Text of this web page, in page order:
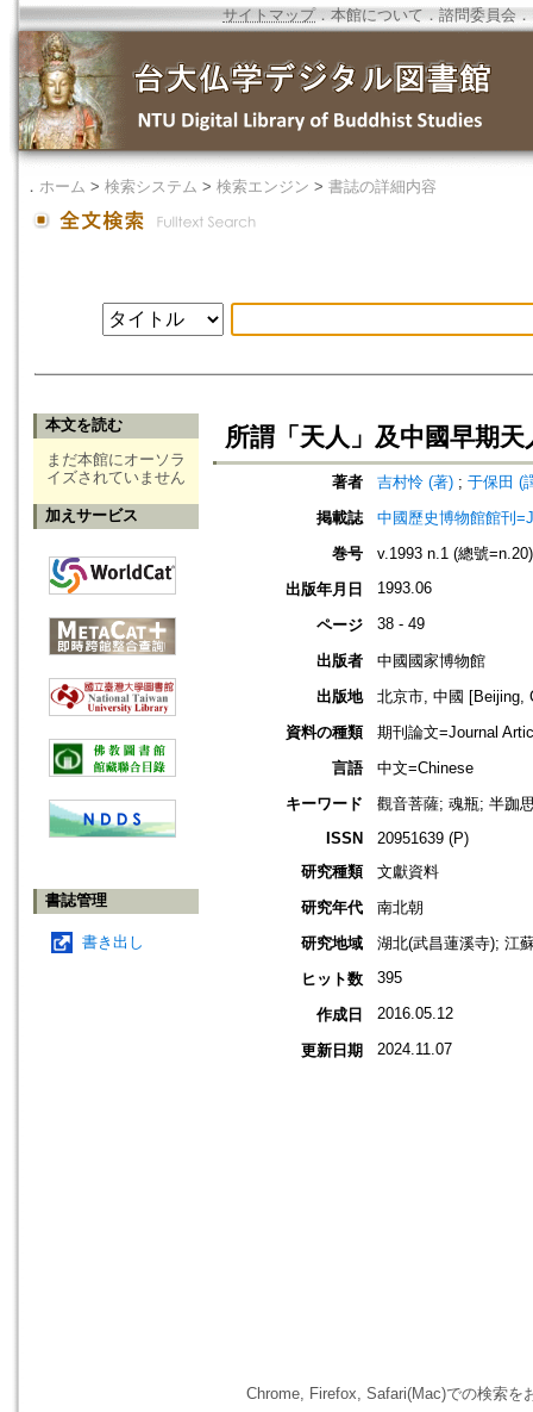
サイトマップ．本館について ． 諮問委員会 ．
． ホーム > 検索システム > 検索エンジン > 書誌の詳細内容
本文を読む
まだ本館にオーソラ
イズされていません
加えサービス
書誌管理
書き出し
所謂「天人」及中國早期天
著者 吉村怜 (著) ; 于保田 (
掲載誌
中國歷史博物館館刊
巻号
v.1993 n.1 (總號=n.20)
出版年月日
1993.06
ページ 38 - 49
出版者
中國國家博物館
出版地
北京市, 中國 [Beijing,
資料の種類
期刊論文=Journal
言語
中文=Chinese
キーワード
觀音菩薩; 魂瓶; 半跏
ISSN
20951639 (P)
研究種類
文獻資料
研究年代
南北朝
研究地域
湖北(武昌蓮溪寺); 江
ヒット数
395
作成日 2016.05.12
更新日期 2024.11.07
Chrome, Firefox, Safari(Mac)での検索を